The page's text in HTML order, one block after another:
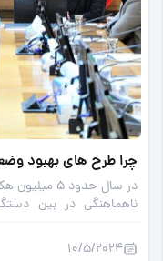
چرا طرح های بهبود
در سال
ناهماهنگی در بین
10/5/2024